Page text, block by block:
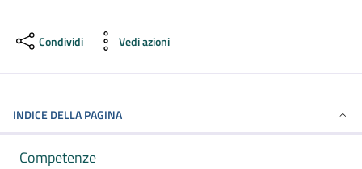
Condividi Vedi azioni
INDICE DELLA PAGINA
Competenze